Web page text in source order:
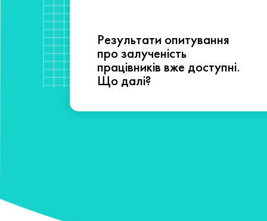
Результати опитування
про залученість
працівників вже доступні.
Що далі?